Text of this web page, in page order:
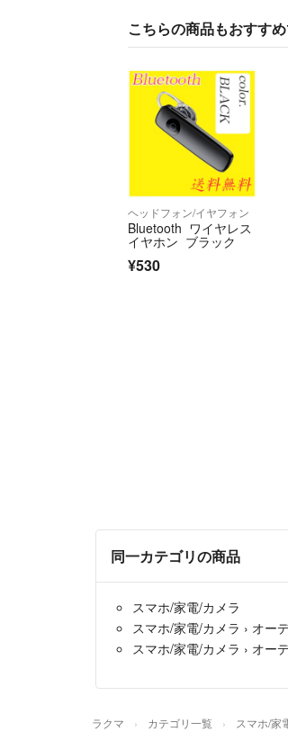
こちらの商品もおすす
ヘッドフォン/イヤフォン
Bluetooth ワイヤレス
イヤホン ブラック
¥530
同一カテゴリの商品
スマホ/家電/カメラ
スマホ/家電/カメラ › オー
スマホ/家電/カメラ › オー
ラクマ カテゴリ一覧 スマホ/家